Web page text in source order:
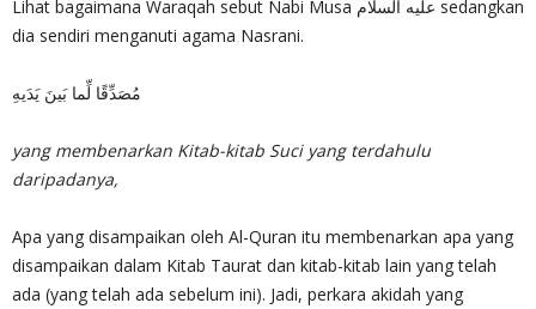
Lihat bagaimana Waraqah sebut Nabi Musa عليه السلام sedangkan
dia sendiri menganuti agama Nasrani.
مُصَدِّقًا لِّما بَينَ يَدَيهِ
yang membenarkan Kitab-kitab Suci yang terdahulu
daripadanya,
Apa yang disampaikan oleh Al-Quran itu membenarkan apa yang
disampaikan dalam Kitab Taurat dan kitab-kitab lain yang telah
ada (yang telah ada sebelum ini). Jadi, perkara akidah yang